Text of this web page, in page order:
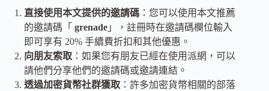
直接使用本文提供的邀請碼 ：您可以使用本文推薦
的邀請碼「 grenade 」，註冊時在邀請碼欄位輸入
即可享有 20% 手續費折扣和其他優惠。
向朋友索取 ：如果您有朋友已經在使用派網，可以
請他們分享他們的邀請碼或邀請連結。
透過加密貨幣社群獲取 ：許多加密貨幣相關的部落